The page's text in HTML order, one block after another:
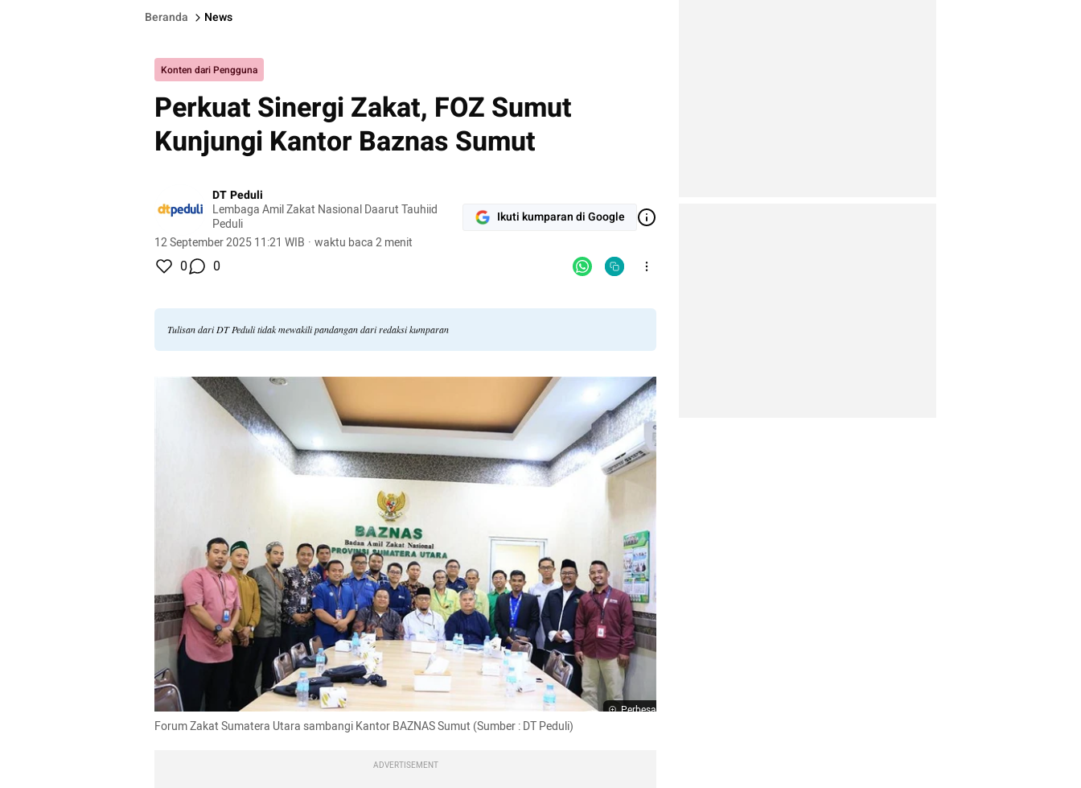
Beranda News
Konten dari Pengguna
Perkuat Sinergi Zakat, FOZ Sumut
Kunjungi Kantor Baznas Sumut
DT Peduli
Lembaga Amil Zakat Nasional Daarut Tauhiid
Peduli
12 September 2025 11:21 WIB · waktu baca 2 menit
Ikuti kumparan di Google
0 0
Tulisan dari DT Peduli tidak mewakili pandangan dari redaksi kumparan
Perbesar
Forum Zakat Sumatera Utara sambangi Kantor BAZNAS Sumut (Sumber : DT Peduli)
ADVERTISEMENT